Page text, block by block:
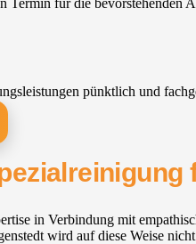
Termin für die bevorstehenden
pünktlich und
in Verbindung mit
wird auf diese Weise